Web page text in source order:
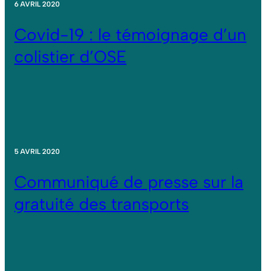
6 AVRIL 2020
Covid-19 : le témoignage d’un
colistier d’OSE
5 AVRIL 2020
Communiqué de presse sur la
gratuité des transports